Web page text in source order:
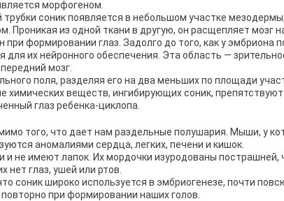
морфогеном.
соник появляется в небольшом участке
Проникая из одной ткани в другую, он расщепляет мозг
формировании глаз. Задолго до того, как у эмбриона
для их нейронного обеспечения. Эта область —
мозг.
поля, разделяя его на два меньших по площади
химических веществ, ингибирующих соник,
глаз ребенка-циклопа.
того, что дает нам раздельные полушария. Мыши, у
аномалиями сердца, легких, печени и кишок.
не имеют лапок. Их мордочки изуродованы пострашней,
нет глаз, ушей или ртов.
соник широко используется в эмбриогенезе, почти
при формировании наших голов.